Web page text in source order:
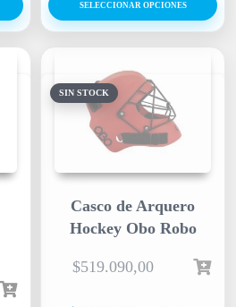
SIN STOCK
Casco de Arquero
Hockey Obo Robo
$519.090,00
SELECCIONAR OPCIONES